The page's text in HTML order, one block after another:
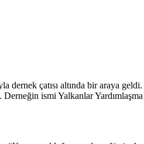
çatısı altında bir araya
ismi Yalkanlar